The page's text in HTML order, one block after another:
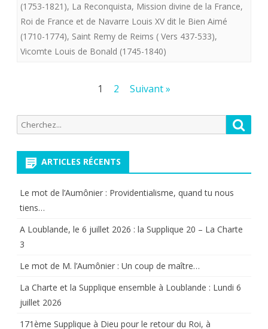
(1753-1821), La Reconquista, Mission divine de la France,
Roi de France et de Navarre Louis XV dit le Bien Aimé
(1710-1774), Saint Remy de Reims ( Vers 437-533),
Vicomte Louis de Bonald (1745-1840)
publications
1 2 Suivant »
Recherche
pour:
ARTICLES RÉCENTS
Le mot de l’Aumônier : Providentialisme, quand tu nous
tiens…
A Loublande, le 6 juillet 2026 : la Supplique 20 – La Charte
3
Le mot de M. l’Aumônier : Un coup de maître…
La Charte et la Supplique ensemble à Loublande : Lundi 6
juillet 2026
171ème Supplique à Dieu pour le retour du Roi, à